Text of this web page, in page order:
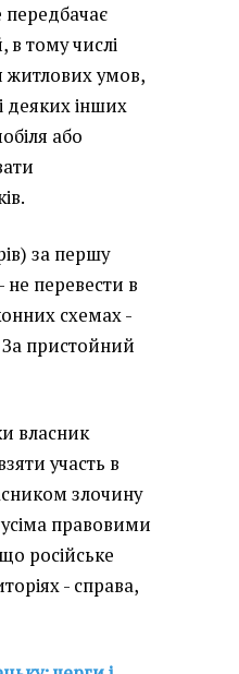
в тому числі
житлових умов,
деяких інших
або
за першу
перевести в
схемах -
За пристойний
власник
участь в
злочину
правовими
російське
- справа,